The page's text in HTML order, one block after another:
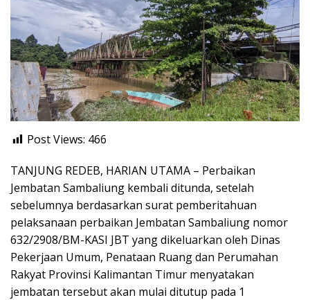
Post Views: 466
TANJUNG REDEB, HARIAN UTAMA – Perbaikan
Jembatan Sambaliung kembali ditunda, setelah
sebelumnya berdasarkan surat pemberitahuan
pelaksanaan perbaikan Jembatan Sambaliung nomor
632/2908/BM-KASI JBT yang dikeluarkan oleh Dinas
Pekerjaan Umum, Penataan Ruang dan Perumahan
Rakyat Provinsi Kalimantan Timur menyatakan
jembatan tersebut akan mulai ditutup pada 1